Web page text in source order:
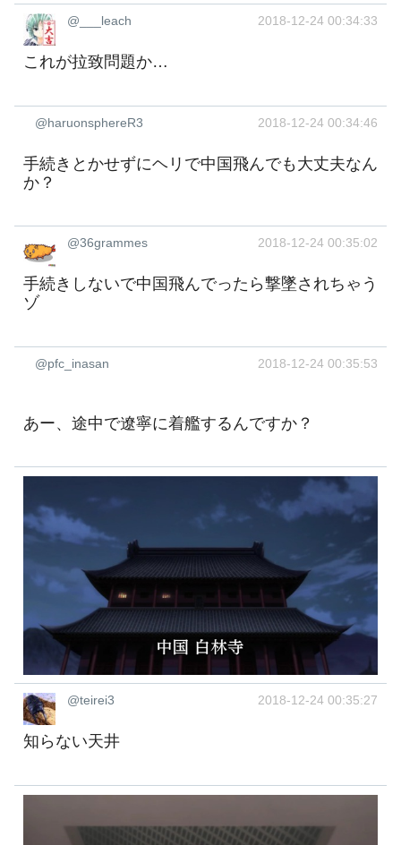
@___leach 2018-12-24 00:34:33
これが拉致問題か…
@haruonsphereR3 2018-12-24 00:34:46
手続きとかせずにヘリで中国飛んでも大丈夫なん
か？
@36grammes 2018-12-24 00:35:02
手続きしないで中国飛んでったら撃墜されちゃう
ゾ
@pfc_inasan 2018-12-24 00:35:53
あー、途中で遼寧に着艦するんですか？
@teirei3 2018-12-24 00:35:27
知らない天井